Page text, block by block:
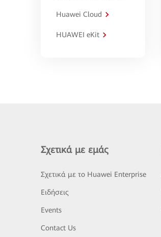
Huawei Cloud
HUAWEI eKit
Σχετικά με εμάς
Σχετικά με το Huawei Enterprise
Ειδήσεις
Events
Contact Us